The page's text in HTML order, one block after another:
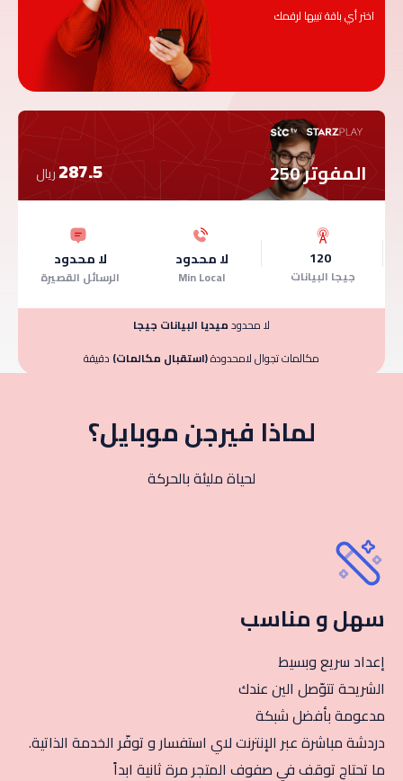
اختر أي باقة تبيها لرقمك
المفوتر 250 287.5ريال
120
جيجا البيانات
لا محدود
Min Local
لا محدود
الرسائل القصيرة
لا محدودميديا البيانات جيجا
مكالمات تجوال لامحدودة(استقبال مكالمات) دقيقة
لماذا فيرجن موبايل؟
لحياة مليئة بالحركة
سهل و مناسب
إعداد سريع وبسيط
الشريحة تتوّصل الين عندك
مدعومة بأفضل شبكة
دردشة مباشرة عبر الإنترنت لاي استفسار و توفّر الخدمة الذاتية.
ما تحتاج توقف في صفوف المتجر مرة ثانية ابداً